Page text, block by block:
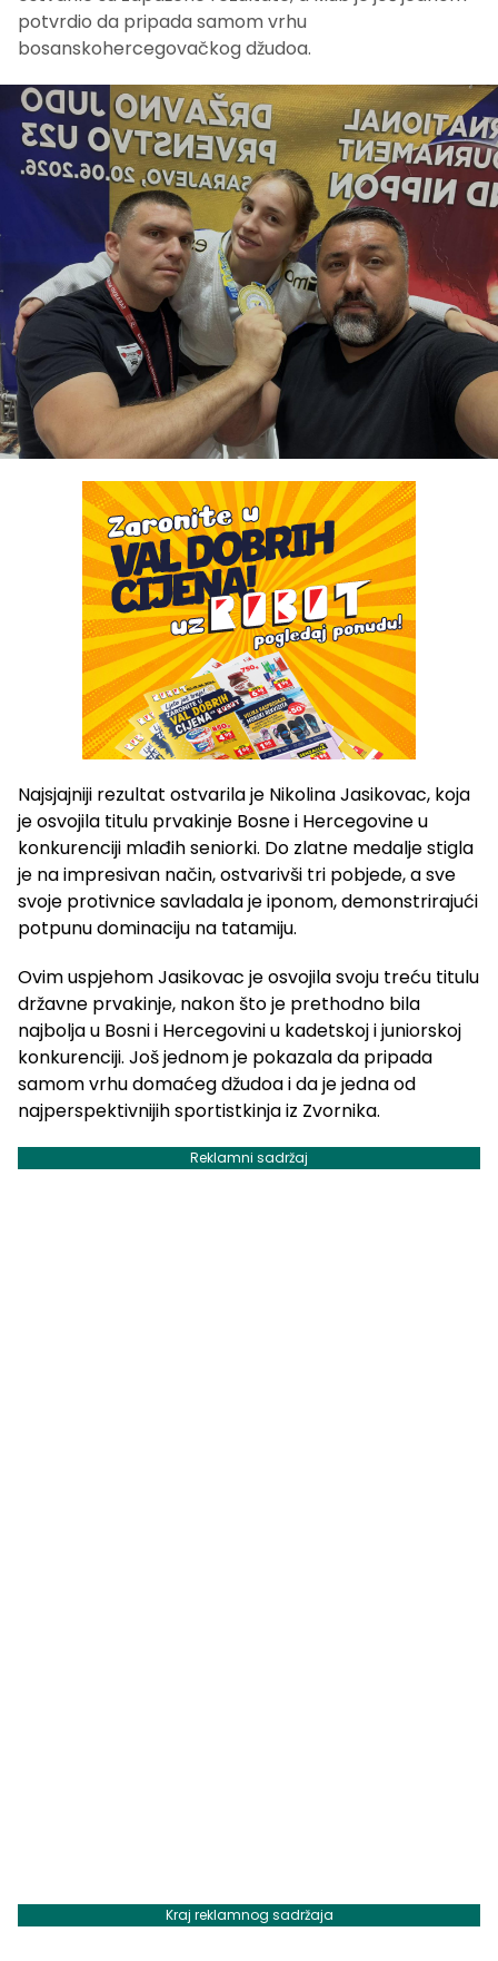
potvrdio da pripada samom vrhu
bosanskohercegovačkog džudoa.
Najsjajniji rezultat ostvarila je Nikolina Jasikovac, koja
je osvojila titulu prvakinje Bosne i Hercegovine u
konkurenciji mlađih seniorki. Do zlatne medalje stigla
je na impresivan način, ostvarivši tri pobjede, a sve
svoje protivnice savladala je iponom, demonstrirajući
potpunu dominaciju na tatamiju.
Ovim uspjehom Jasikovac je osvojila svoju treću titulu
državne prvakinje, nakon što je prethodno bila
najbolja u Bosni i Hercegovini u kadetskoj i juniorskoj
konkurenciji. Još jednom je pokazala da pripada
samom vrhu domaćeg džudoa i da je jedna od
najperspektivnijih sportistkinja iz Zvornika.
Reklamni sadržaj
Kraj reklamnog sadržaja